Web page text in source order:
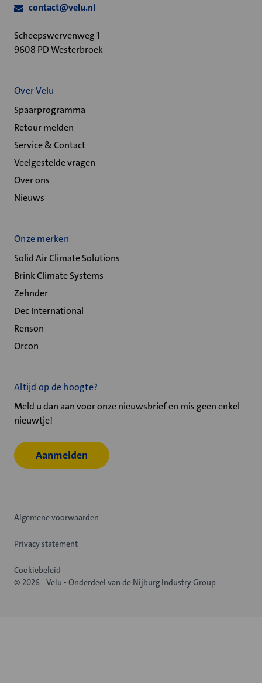
contact@velu.nl
Scheepswervenweg 1
9608 PD Westerbroek
Over Velu
Spaarprogramma
Retour melden
Service & Contact
Veelgestelde vragen
Over ons
Nieuws
Onze merken
Solid Air Climate Solutions
Brink Climate Systems
Zehnder
Dec International
Renson
Orcon
Altijd op de hoogte?
Meld u dan aan voor onze nieuwsbrief en mis geen enkel
nieuwtje!
Aanmelden
Algemene voorwaarden
Privacy statement
Cookiebeleid
© 2026
Velu - Onderdeel van de Nijburg Industry Group